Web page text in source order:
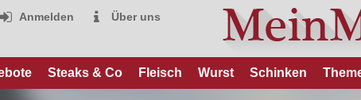
Anmelden Über uns
Steaks & Co Fleisch Wurst Schinken